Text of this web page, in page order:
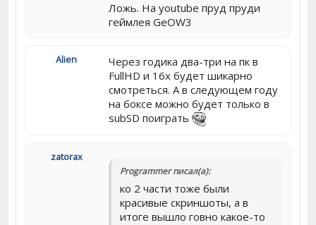
Ложь. На youtube пруд пруди
геймлея GeOW3
Alien
Через годика два-три на пк в
FullHD и 16x будет шикарно
смотреться. А в следующем году
на боксе можно будет только в
subSD поиграть
zatorax
Programmer писал(а):
ко 2 части тоже были
красивые скриншоты, а в
итоге вышло говно какое-то